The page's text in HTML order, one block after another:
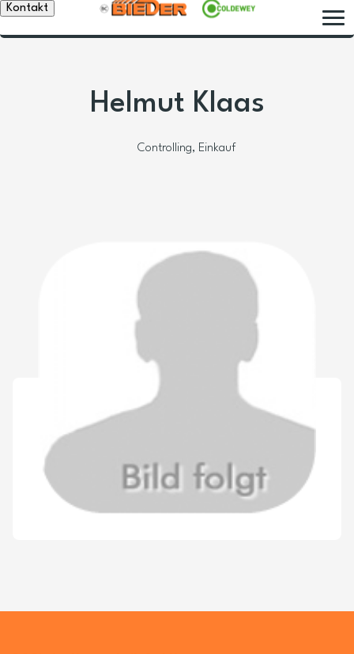
Kontakt
Helmut Klaas
Controlling, Einkauf